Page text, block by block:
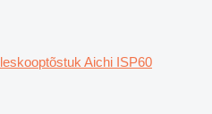
Aichi ISP60